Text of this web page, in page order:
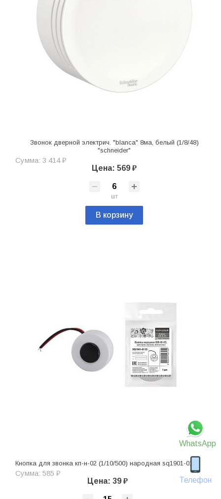
WhatsApp
Телефон
Звонок дверной электрич. "blanca" 8ма, белый (1/8/48)
"schneider"
Сумма: 3 414 ₽
Цена: 569 ₽
шт
В корзину
Кнопка для звонка кп-н-02 (1/10/500) народная sq1901-0113
Сумма: 585 ₽
Цена: 39 ₽